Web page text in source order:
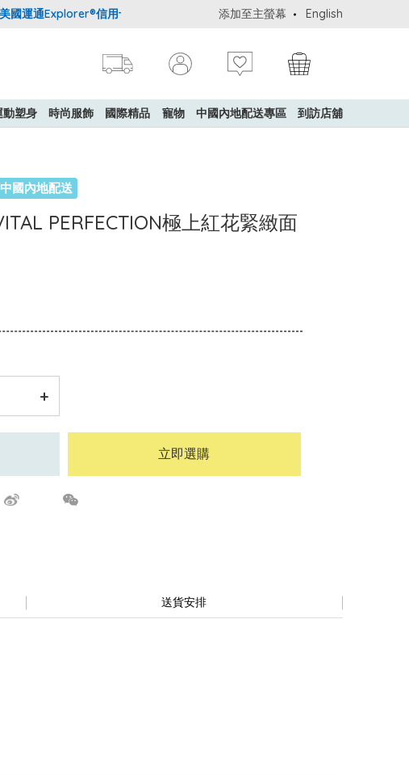
通Explorer®信用卡會員購物禮遇：高達5%簽賬回贈！ 購買一般貨品(冷凍食
添加至主螢幕 English
動塑身 時尚服飾 國際精品 寵物 中國內地配送專區 到訪店舖
國內地配送
PERFECTION極上紅花緊緻面
立即選購
送貨安排